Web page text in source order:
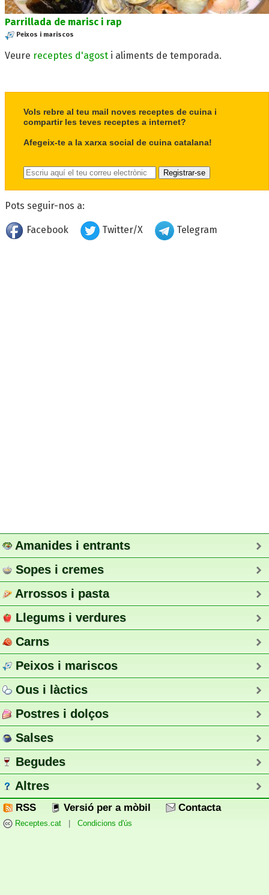
Parrillada de marisc i rap
Peixos i mariscos
Veure receptes d'agost i aliments de temporada.
Vols rebre al teu mail noves receptes de cuina i
compartir les teves receptes a internet?
Afegeix-te a la xarxa social de cuina catalana!
Pots seguir-nos a:
Facebook Twitter/X Telegram
Amanides i entrants
Sopes i cremes
Arrossos i pasta
Llegums i verdures
Carns
Peixos i mariscos
Ous i làctics
Postres i dolços
Salses
Begudes
Altres
RSS Versió per a mòbil Contacta
Receptes.cat Condicions d'ús